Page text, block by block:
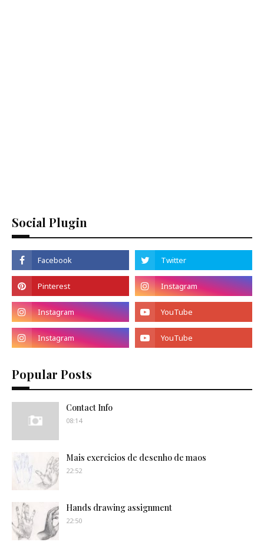
Social Plugin
Popular Posts
Contact Info
08:14
Mais exercicios de desenho de maos
22:52
Hands drawing assignment
22:50